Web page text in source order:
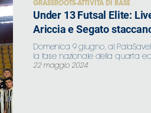
GRASSROOTS-ATTIVITÀ DI BASE
Under 13 Futsal Elite:
Ariccia e Segato
Domenica 9 giugno, al
la fase nazionale della quarta
22 maggio 2024